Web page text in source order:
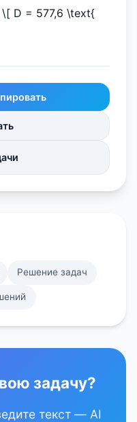
D = 577,6 \text{
Решение задач
задачу?
текст — AI